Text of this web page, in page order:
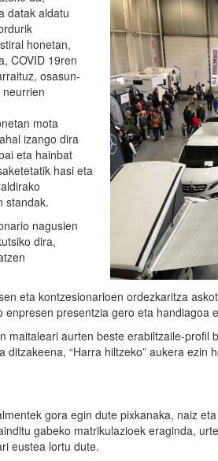
datak aldatu
honetan,
COVID 19ren
osasun-
mota
izango dira
eta hainbat
hasi eta
standak.
nagusien
dira,
eta kontzesionarioen ordezkaritza
presentzia gero eta handiagoa
maitaleari aurten beste erabiltzaile-
ditzakeena, “Harra hiltzeko” aukera
gora egin dute pixkanaka, naiz
gabeko matrikulazioek eraginda,
eustea lortu dute.